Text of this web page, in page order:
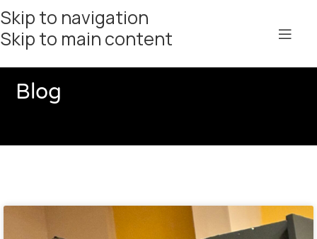
Skip to navigation
Skip to main content
Blog